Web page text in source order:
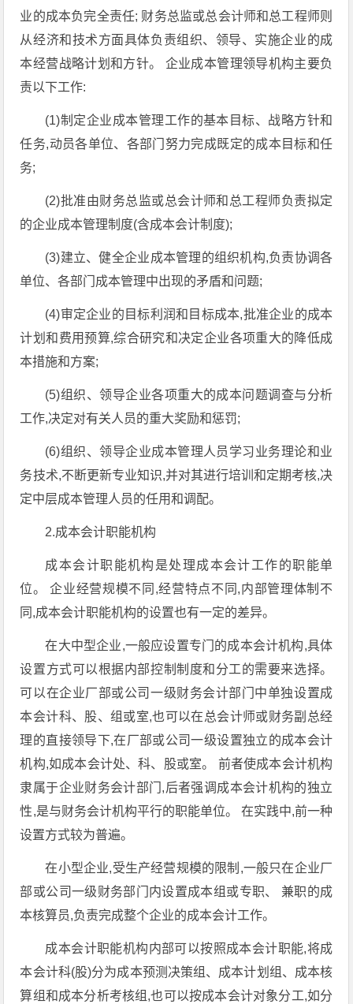
业的成本负完全责任; 财务总监或总会计师和总工程师则
从经济和技术方面具体负责组织、领导、实施企业的成
本经营战略计划和方针。 企业成本管理领导机构主要负
责以下工作:
(1)制定企业成本管理工作的基本目标、战略方针和
任务,动员各单位、各部门努力完成既定的成本目标和任
务;
(2)批准由财务总监或总会计师和总工程师负责拟定
的企业成本管理制度(含成本会计制度);
(3)建立、健全企业成本管理的组织机构,负责协调各
单位、各部门成本管理中出现的矛盾和问题;
(4)审定企业的目标利润和目标成本,批准企业的成本
计划和费用预算,综合研究和决定企业各项重大的降低成
本措施和方案;
(5)组织、领导企业各项重大的成本问题调查与分析
工作,决定对有关人员的重大奖励和惩罚;
(6)组织、领导企业成本管理人员学习业务理论和业
务技术,不断更新专业知识,并对其进行培训和定期考核,决
定中层成本管理人员的任用和调配。
2.成本会计职能机构
成本会计职能机构是处理成本会计工作的职能单
位。 企业经营规模不同,经营特点不同,内部管理体制不
同,成本会计职能机构的设置也有一定的差异。
在大中型企业,一般应设置专门的成本会计机构,具体
设置方式可以根据内部控制制度和分工的需要来选择。
可以在企业厂部或公司一级财务会计部门中单独设置成
本会计科、股、组或室,也可以在总会计师或财务副总经
理的直接领导下,在厂部或公司一级设置独立的成本会计
机构,如成本会计处、科、股或室。 前者使成本会计机构
隶属于企业财务会计部门,后者强调成本会计机构的独立
性,是与财务会计机构平行的职能单位。 在实践中,前一种
设置方式较为普遍。
在小型企业,受生产经营规模的限制,一般只在企业厂
部或公司一级财务部门内设置成本组或专职、 兼职的成
本核算员,负责完成整个企业的成本会计工作。
成本会计职能机构内部可以按照成本会计职能,将成
本会计科(股)分为成本预测决策组、成本计划组、成本核
算组和成本分析考核组,也可以按成本会计对象分工,如分